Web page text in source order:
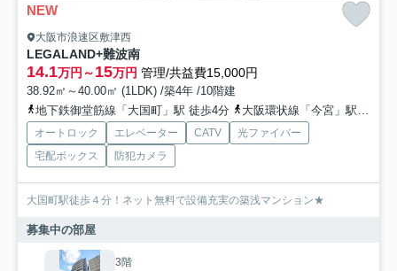
NEW
大阪市浪速区敷津西
LEGALAND+難波南
14.1万円～15万円 管理/共益費15,000円
38.92㎡～40.00㎡ (1LDK) /築4年 /10階建
地下鉄御堂筋線「大国町」駅 徒歩4分
大阪環状線「今宮」駅 徒歩7分
オートロック エレベーター CATV
光ファイバー
宅配ボックス
防犯カメラ
大国町駅徒歩４分！ネット無料で設備充実の築浅マンション★
募集中の部屋
3階